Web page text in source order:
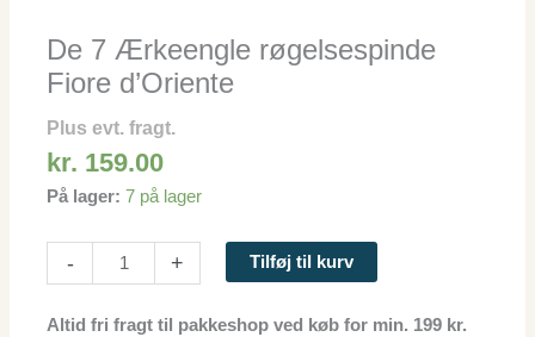
De 7 Ærkeengle røgelsespinde
Fiore d’Oriente
Plus evt. fragt.
kr. 159.00
På lager: 7 på lager
- + Tilføj til kurv
Altid fri fragt til pakkeshop ved køb for min. 199 kr.